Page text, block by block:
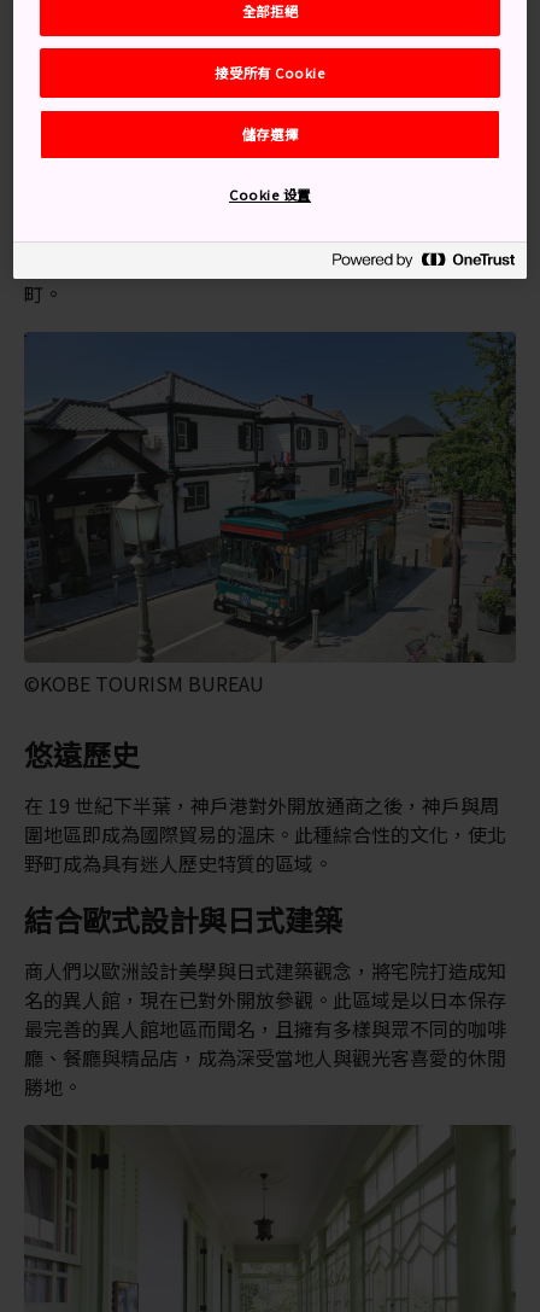
悠閒地參觀萌黃之館，一棟建於 1903 年、令人
印象深刻的雙層大宅
交通方式
從三宮站與新神戶站步行大約 15 分鐘，即能到達北野
町。
©KOBE TOURISM BUREAU
悠遠歷史
在 19 世紀下半葉，神戶港對外開放通商之後，神戶與周
圍地區即成為國際貿易的溫床。此種綜合性的文化，使北
野町成為具有迷人歷史特質的區域。
結合歐式設計與日式建築
商人們以歐洲設計美學與日式建築觀念，將宅院打造成知
名的異人館，現在已對外開放參觀。此區域是以日本保存
最完善的異人館地區而聞名，且擁有多樣與眾不同的咖啡
廳、餐廳與精品店，成為深受當地人與觀光客喜愛的休閒
勝地。
全部拒絕
接受所有 Cookie
儲存選擇
Cookie 设置